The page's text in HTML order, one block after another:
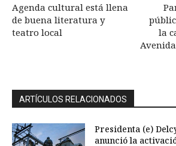
Agenda cultural está llena
de buena literatura y
teatro local
la
ARTÍCULOS RELACIONADOS
Presidenta (e)
anunció la